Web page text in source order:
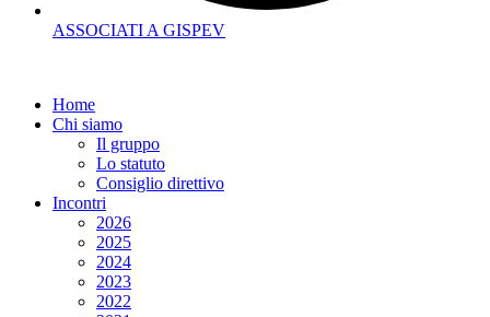
ASSOCIATI A GISPEV
Home
Chi siamo
Il gruppo
Lo statuto
Consiglio direttivo
Incontri
2026
2025
2024
2023
2022